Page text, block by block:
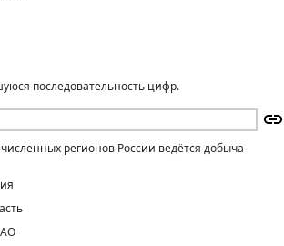
последовательность цифр.
регионов России ведётся добыча